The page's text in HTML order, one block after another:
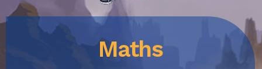
Maths